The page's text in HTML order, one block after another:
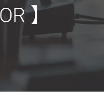
】